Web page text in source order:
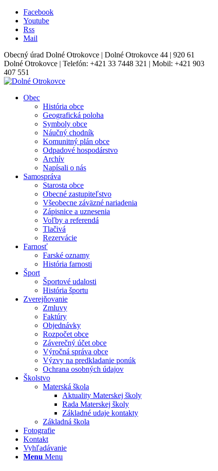
Facebook
Youtube
Rss
Mail
Obecný úrad Dolné Otrokovce | Dolné Otrokovce 44 | 920 61
Dolné Otrokovce | Telefón: +421 33 7448 321 | Mobil: +421 903
407 551
Obec
História obce
Geografická poloha
Symboly obce
Náučný chodník
Komunitný plán obce
Odpadové hospodárstvo
Archív
Napísali o nás
Samospráva
Starosta obce
Obecné zastupiteľstvo
Všeobecne záväzné nariadenia
Zápisnice a uznesenia
Voľby a referendá
Tlačivá
Rezervácie
Farnosť
Farské oznamy
História farnosti
Šport
Športové udalosti
História športu
Zverejňovanie
Zmluvy
Faktúry
Objednávky
Rozpočet obce
Záverečný účet obce
Výročná správa obce
Výzvy na predkladanie ponúk
Ochrana osobných údajov
Školstvo
Materská škola
Aktuality Materskej školy
Rada Materskej školy
Základné udaje kontakty
Základná škola
Fotografie
Kontakt
Vyhľadávanie
Menu Menu